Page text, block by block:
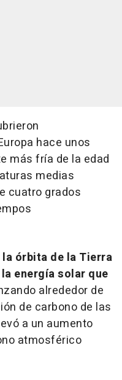
hace unos
más fría de la edad
medias
cuatro grados
órbita de la Tierra
energía solar que
alrededor de
de carbono de las
a un aumento
atmosférico